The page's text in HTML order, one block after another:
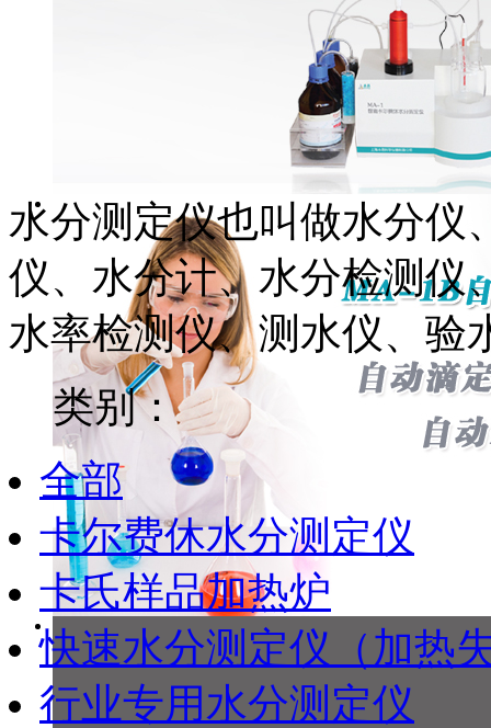
水分测定仪也叫做水分仪
仪、水分计、水分检测仪
水率检测仪、测水仪、验
类别：
全部
卡尔费休水分测定仪
卡氏样品加热炉
快速水分测定仪（加热
行业专用水分测定仪